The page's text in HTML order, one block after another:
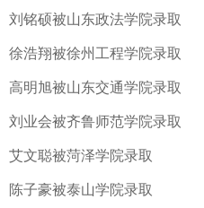
刘铭硕被山东政法学院录取
徐浩翔被徐州工程学院录取
高明旭被山东交通学院录取
刘业会被齐鲁师范学院录取
艾文聪被菏泽学院录取
陈子豪被泰山学院录取